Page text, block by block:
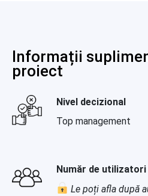
Informații
proiect
Nivel decizional
Top management
Număr de utilizatori
Le poți afla după